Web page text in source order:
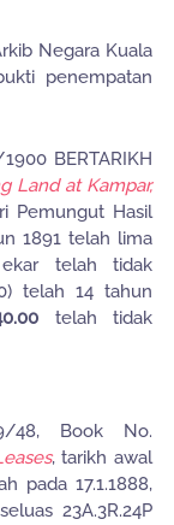
Negara Kuala
penempatan
BERTARIKH
Land at Kampar,
Pemungut Hasil
1891 telah lima
telah tidak
telah 14 tahun
telah tidak
48, Book No.
, tarikh awal
pada 17.1.1888,
23A.3R.24P